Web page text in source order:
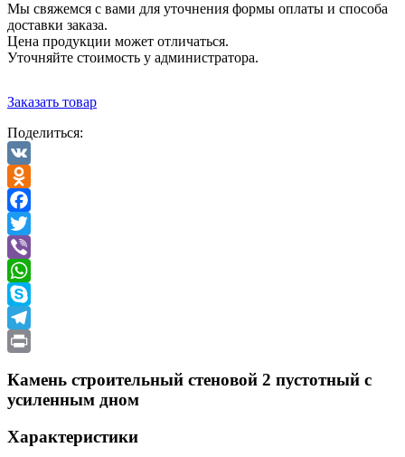
Мы свяжемся с вами для уточнения формы оплаты и способа
доставки заказа.
Цена продукции может отличаться.
Уточняйте стоимость у администратора.
Заказать товар
Поделиться:
VK
Odnoklassniki
Facebook
Twitter
Viber
WhatsApp
Skype
Telegram
Камень строительный стеновой 2 пустотный с
усиленным дном
Характеристики